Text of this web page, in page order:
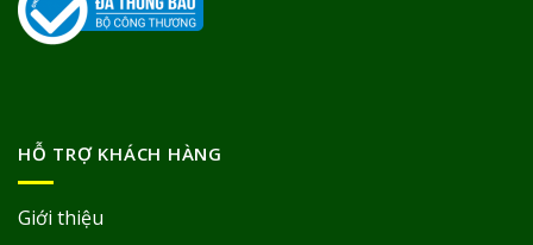
HỖ TRỢ KHÁCH HÀNG
Giới thiệu